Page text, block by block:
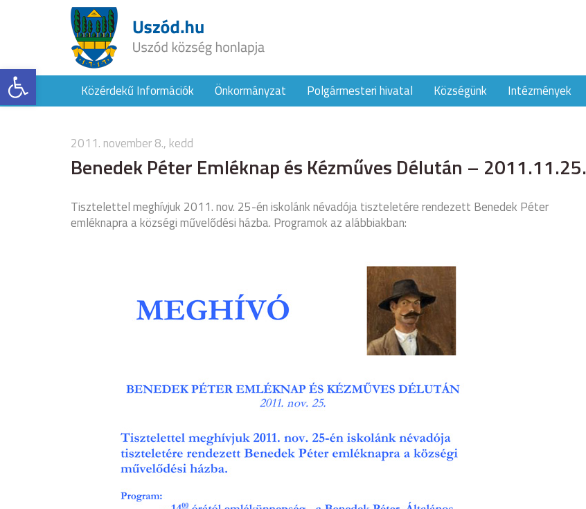
Eszköztár megnyitásaKözérdekű Információk Önkormányzat Polgármesteri hivatal Községünk Intézmények
2011. november 8., kedd
Benedek Péter Emléknap és Kézműves Délután – 2011.11.25.
Tisztelettel meghívjuk 2011. nov. 25-én iskolánk névadója tiszteletére rendezett Benedek Péter
emléknapra a községi művelődési házba. Programok az alábbiakban: